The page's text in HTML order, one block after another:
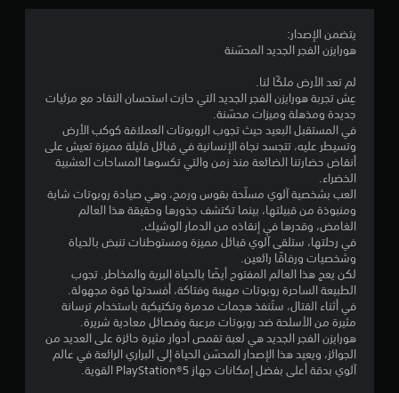
ن
ج
و
م
5
ن
ج
يتضمن الإصدار:
هورايزن الفجر الجديد المحسّنة
لم تعد الأرض ملكًا لنا.
عِش تجربة هورايزن الفجر الجديد التي حازت استحسان النقاد مع مرئيات
جديدة ومذهلة وميزات محسّنة.
في المستقبل البعيد حيث تجوب الروبوتات العملاقة كوكب الأرض
وتسيطر عليه، تتجسد نجاة الإنسانية في قبائل قليلة مميزة تعيش على
أنقاض حضارتنا الضائعة منذ زمن والتي تكسوها المساحات العشبية
الخضراء.
العب بشخصية آلوي مسلّحة بقوس ورمح، وهي صيادة روبوتات شابة
ومنبوذة من قبيلتها، بينما تكتشف جذورها وحقيقة هذا العالم
الغامض، وقدرها في إنقاذه من الدمار الوشيك.
في رحلتها، ستلقى آلوي قبائل مميزة ومستوطنات تنبض بالحياة
وشخصيات ورفاقًا رائعين.
لكن يعج هذا العالم المفتوح أيضًا بالحياة البرية والمخاطر. تجوب
الطبيعة الساحرة روبوتات مهيبة وفتاكة، أفسدتها قوة مجهولة.
في أثناء القتال، ستُنفذ هجمات مدمرة وتكتيكية باستخدام ترسانة
مثيرة من الأسلحة ضد روبوتات مرعبة وفصائل معادية شريرة.
هورايزن الفجر الجديد هي لعبة تقمص أدوار مثيرة حائزة على العديد من
الجوائز، ويعيد هذا الإصدار المحسّن الحياة إلى البراري الرائعة في عالم
آلوي بدقة أعلى بفضل إمكانات جهاز PlayStation®5 القوية.